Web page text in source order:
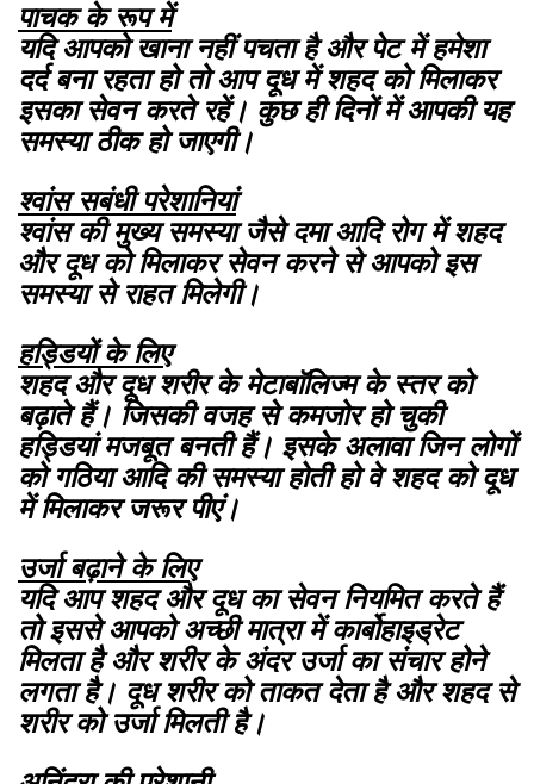
पाचक के रूप में
यदि आपको खाना नहीं पचता है और पेट में हमेशा
दर्द बना रहता हो तो आप दूध में शहद को मिलाकर
इसका सेवन करते रहें। कुछ ही दिनों में आपकी यह
समस्या ठीक हो जाएगी।
श्वांस सबंधी परेशानियां
श्वांस की मुख्य समस्या जैसे दमा आदि रोग में शहद
और दूध को मिलाकर सेवन करने से आपको इस
समस्या से राहत मिलेगी।
हड्डियों के लिए
शहद और दूध शरीर के मेटाबाॅलिज्म के स्तर को
बढ़ाते हैं। जिसकी वजह से कमजोर हो चुकी
हड्डियां मजबूत बनती हैं। इसके अलावा जिन लोगों
को गठिया आदि की समस्या होती हो वे शहद को दूध
में मिलाकर जरूर पीएं।
उर्जा बढ़ाने के लिए
यदि आप शहद और दूध का सेवन नियमित करते हैं
तो इससे आपको अच्छी मात्रा में कार्बोहाइड्रेट
मिलता है और शरीर के अंदर उर्जा का संचार होने
लगता है। दूध शरीर को ताकत देता है और शहद से
शरीर को उर्जा मिलती है।